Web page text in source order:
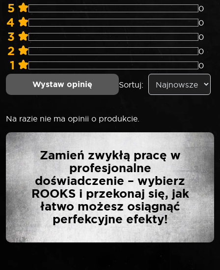
5 0
4 0
3 0
2 0
1 0
Wystaw opinię Sortuj:
Na razie nie ma opinii o produkcie.
NAPISZ PIERWSZĄ
OPINIĘ O „ROOKS
ZSZYWACZ TAKER
ZESTAW 3 W 1 Z
ZSZYWKAMI 1500
SZTUK”
Zamień zwykłą pracę w
profesjonalne
doświadczenie – wybierz
ROOKS i przekonaj się, jak
łatwo możesz osiągnąć
perfekcyjne efekty!